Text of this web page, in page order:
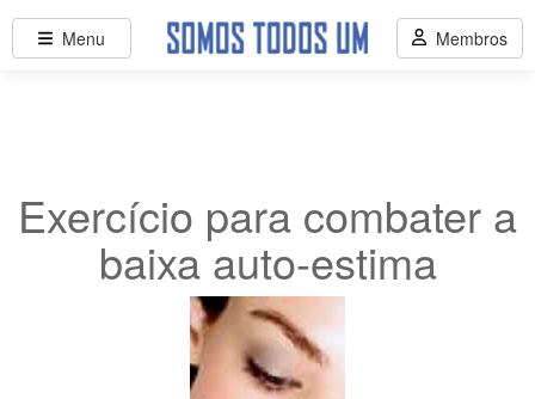
Exercício para combater a
baixa auto-estima
Menu Membros